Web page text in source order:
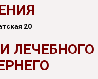
20
ЛЕЧЕБНОГО